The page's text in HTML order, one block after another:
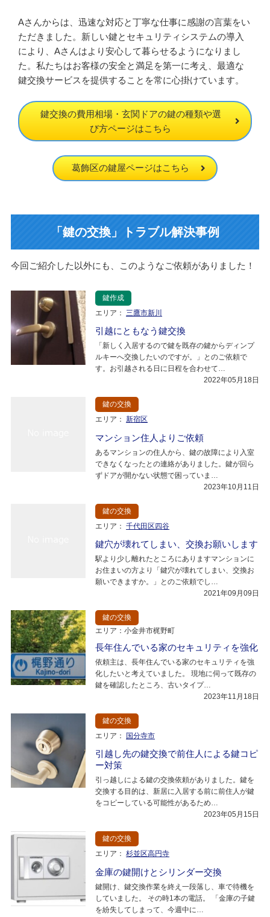
Aさんからは、迅速な対応と丁寧な仕事に感謝の言葉をい
ただきました。新しい鍵とセキュリティシステムの導入
により、Aさんはより安心して暮らせるようになりまし
た。私たちはお客様の安全と満足を第一に考え、最適な
鍵交換サービスを提供することを常に心掛けています。
鍵交換の費用相場・玄関ドアの鍵の種類や選
び方ページはこちら
葛飾区の鍵屋ページはこちら
「鍵の交換」トラブル解決事例
今回ご紹介した以外にも、このようなご依頼がありました！
鍵作成
エリア：
三鷹市新川
引越にともなう鍵交換
「新しく入居するので鍵を既存の鍵からディンプ
ルキーへ交換したいのですが。」とのご依頼で
す。お引越される日に日程を合わせて…
2022年05月18日
鍵の交換
エリア： 新宿区
マンション住人よりご依頼
あるマンションの住人から、鍵の故障により入室
できなくなったとの連絡がありました。鍵が回ら
ずドアが開かない状態で困っていま…
2023年10月11日
鍵の交換
エリア： 千代田区四谷
鍵穴が壊れてしまい、交換お願いします
駅より少し離れたところにありますマンションに
お住まいの方より「鍵穴が壊れてしまい、交換お
願いできますか。」とのご依頼でし…
2021年09月09日
鍵の交換
エリア：小金井市梶野町
長年住んでいる家のセキュリティを強化
依頼主は、長年住んでいる家のセキュリティを強
化したいと考えていました。 現地に伺って既存の
鍵を確認したところ、古いタイプ…
2023年11月18日
鍵の交換
エリア：
国分寺市
引越し先の鍵交換で前住人による鍵コピ
ー対策
引っ越しによる鍵の交換依頼がありました。鍵を
交換する目的は、新居に入居する前に前住人が鍵
をコピーしている可能性があるため…
2023年05月15日
鍵の交換
エリア： 杉並区高円寺
金庫の鍵開けとシリンダー交換
鍵開け、鍵交換作業を終え一段落し、車で待機を
していました。 その時1本の電話。 「金庫の子鍵
を紛失してしまって、今週中に…